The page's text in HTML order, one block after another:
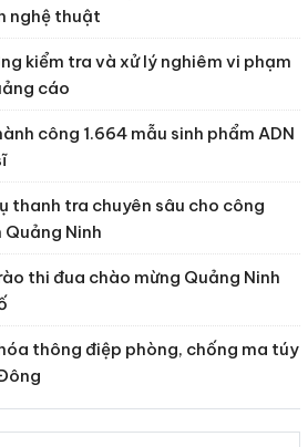
nghệ thuật
kiểm tra và xử lý nghiêm vi phạm
cáo
công 1.664 mẫu sinh phẩm ADN
thanh tra chuyên sâu cho công
Ninh
thi đua chào mừng Quảng Ninh
thông điệp phòng, chống ma túy